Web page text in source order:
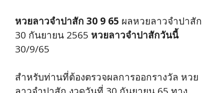
หวยลาวจำปาสัก 30 9 65 ผลหวยลาวจำปาสัก
30 กันยายน 2565 หวยลาวจำปาสักวันนี้
30/9/65
สำหรับท่านที่ต้องตรวจผลการออกรางวัล หวย